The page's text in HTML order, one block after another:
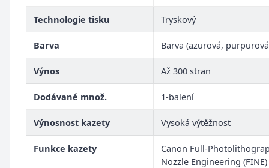
Technologie tisku Tryskový
Barva Barva (azurová,
Výnos Až 300 stran
Dodávané množ. 1-balení
Výnosnost kazety Vysoká výtěžnost
Funkce kazety
Canon Full-
Nozzle Engineering (FINE)